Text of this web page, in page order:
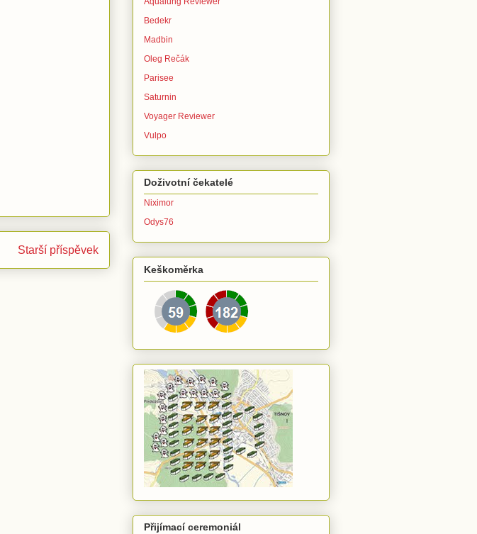
Starší příspěvek
Bedekr
Madbin
Oleg Rečák
Parisee
Saturnin
Voyager Reviewer
Vulpo
Doživotní čekatelé
Niximor
Odys76
Keškoměrka
Přijímací ceremoniál